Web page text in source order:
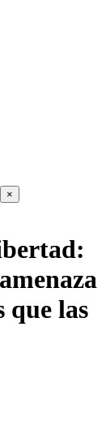
×
que las